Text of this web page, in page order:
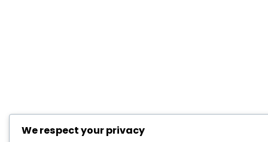
We respect your privacy